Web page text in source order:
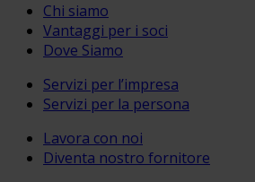
Chi siamo
Vantaggi per i soci
Dove Siamo
Servizi per l’impresa
Servizi per la persona
Lavora con noi
Diventa nostro fornitore